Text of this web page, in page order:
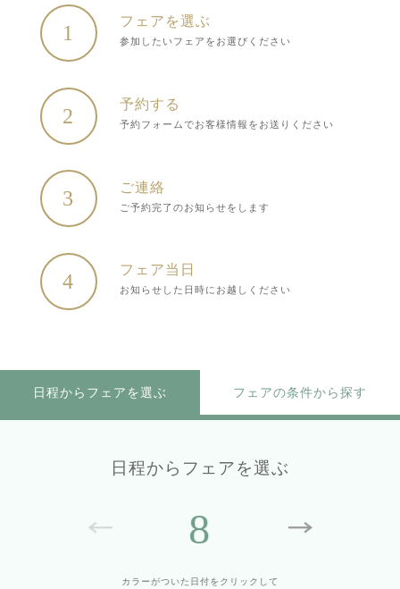
1
フェアを選ぶ
参加したいフェアをお選びください
2
予約する
予約フォームでお客様情報をお送りください
3
ご連絡
ご予約完了のお知らせをします
4
フェア当日
お知らせした日時にお越しください
日程からフェアを選ぶ フェアの条件から探す
日程からフェアを選ぶ
8
カラーがついた日付をクリックして